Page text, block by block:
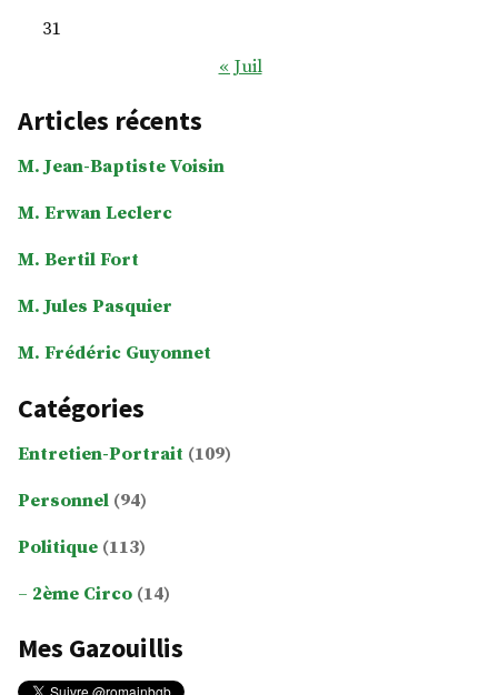
31
« Juil
Articles récents
M. Jean-Baptiste Voisin
M. Erwan Leclerc
M. Bertil Fort
M. Jules Pasquier
M. Frédéric Guyonnet
Catégories
Entretien-Portrait (109)
Personnel (94)
Politique (113)
2ème Circo (14)
Mes Gazouillis